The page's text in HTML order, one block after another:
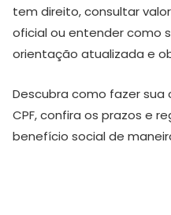
tem direito, consultar
oficial ou entender como
orientação atualizada e
Descubra como fazer
CPF, confira os prazos e
benefício social de